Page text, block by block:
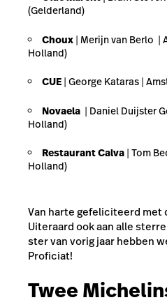
(Gelderland)
Choux | Merijn van Berlo |
Holland)
CUE | George Kataras |
Novaela | Daniel Duijster
Holland)
Restaurant Calva | Tom
Holland)
Van harte gefeliciteerd met
Uiteraard ook aan alle
ster van vorig jaar hebben
Proficiat!
Twee